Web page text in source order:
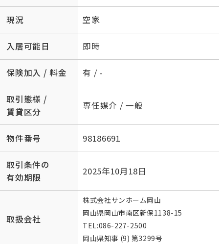
現況 空家
入居可能日 即時
保険加入 / 料金 有 / -
取引態様 /
賃貸区分
専任媒介 / 一般
物件番号 98186691
取引条件の
有効期限
2025年10月18日
取扱会社
株式会社サンホーム岡山
岡山県岡山市南区新保1138-15
TEL:086-227-2500
岡山県知事 (9) 第3299号